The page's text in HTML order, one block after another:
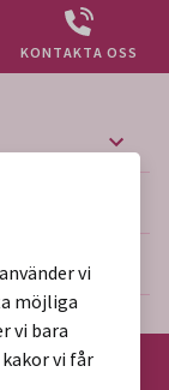
KONTAKTA OSS
kakor
vi
möjliga
vi bara
vi får